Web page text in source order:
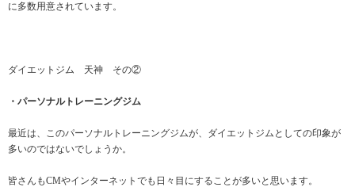
に多数用意されています。
ダイエットジム 天神 その②
・パーソナルトレーニングジム
最近は、このパーソナルトレーニングジムが、ダイエットジムとしての印象が
多いのではないでしょうか。
皆さんもCMやインターネットでも日々目にすることが多いと思います。